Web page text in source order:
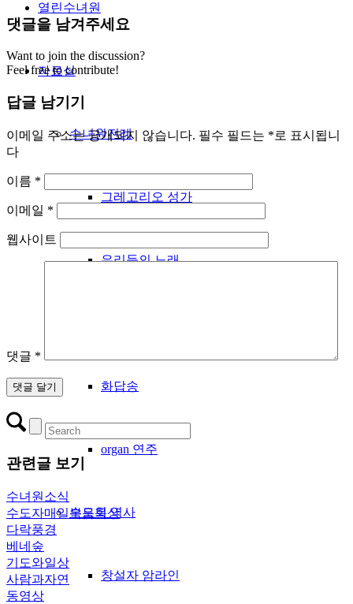
열린수녀원
자료실
수녀원전례
그레고리오 성가
우리들의 노래
화답송
organ 연주
수도회 역사
창설자 암라인
댓글을 남겨주세요
Want to join the discussion?
Feel free to contribute!
답글 남기기
이메일 주소는 공개되지 않습니다. 필수 필드는 *로 표시됩니
다
이름 *
이메일 *
웹사이트
댓글 *
관련글 보기
수녀원소식
수도자매일복음묵상
다락풍경
베네숲
기도와일상
사람과자연
동영상